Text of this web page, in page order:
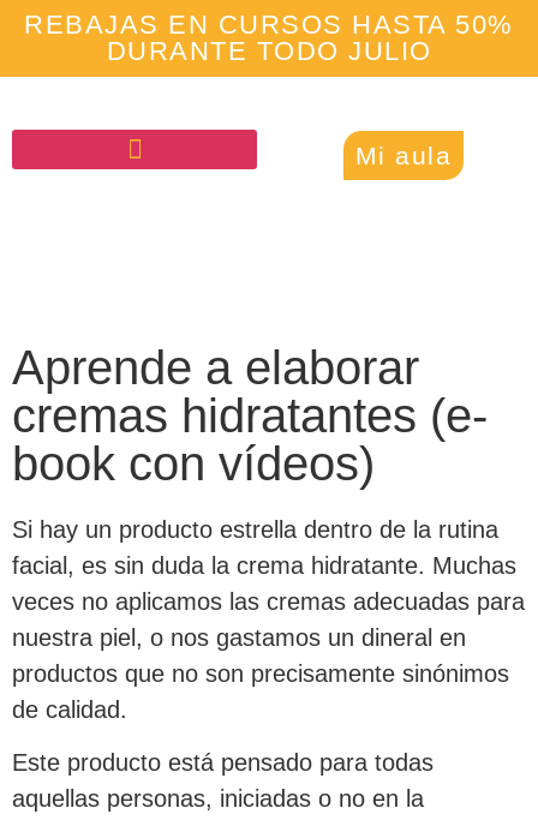
REBAJAS EN CURSOS HASTA 50%
DURANTE TODO JULIO
Mi aula
Aprende a elaborar
cremas hidratantes (e-
book con vídeos)
Si hay un producto estrella dentro de la rutina
facial, es sin duda la crema hidratante. Muchas
veces no aplicamos las cremas adecuadas para
nuestra piel, o nos gastamos un dineral en
productos que no son precisamente sinónimos
de calidad.
Este producto está pensado para todas
aquellas personas, iniciadas o no en la